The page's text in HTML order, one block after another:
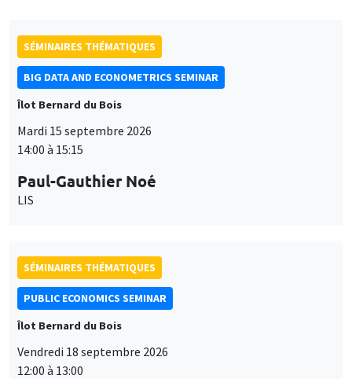
SÉMINAIRES THÉMATIQUES
BIG DATA AND ECONOMETRICS SEMINAR
Îlot Bernard du Bois
Mardi 15 septembre 2026
14:00 à 15:15
Paul-Gauthier Noé
LIS
SÉMINAIRES THÉMATIQUES
PUBLIC ECONOMICS SEMINAR
Îlot Bernard du Bois
Vendredi 18 septembre 2026
12:00 à 13:00